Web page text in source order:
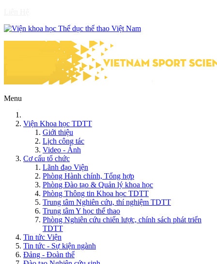
Menu
Viện Khoa học TDTT
Giới thiệu
Lịch công tác
Video - Ảnh
Cơ cấu tổ chức
Lãnh đạo Viện
Phòng Hành chính, Tổng hợp
Phòng Đào tạo & Quản lý khoa học
Phòng Thông tin Khoa học TDTT
Trung tâm Nghiên cứu, thí nghiệm TDTT
Trung tâm Y học thể thao
Phòng Nghiên cứu chiến lược, chính sách phát triển
TDTT
Tin tức Viện
Tin tức - Sự kiện ngành
Đảng - Đoàn thể